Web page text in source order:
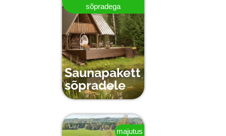
sõpradega
Saunapakett
sõpradele
majutus